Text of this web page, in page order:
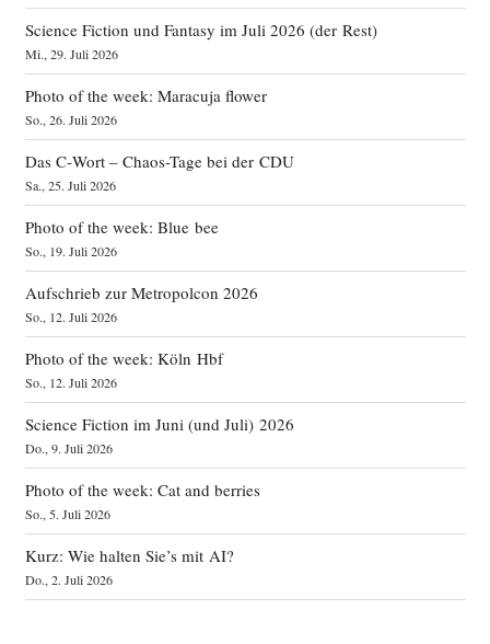
Science Fiction und Fantasy im Juli 2026 (der Rest)
Mi., 29. Juli 2026
Photo of the week: Maracuja flower
So., 26. Juli 2026
Das C‑Wort – Chaos-Tage bei der CDU
Sa., 25. Juli 2026
Photo of the week: Blue bee
So., 19. Juli 2026
Aufschrieb zur Metropolcon 2026
So., 12. Juli 2026
Photo of the week: Köln Hbf
So., 12. Juli 2026
Science Fiction im Juni (und Juli) 2026
Do., 9. Juli 2026
Photo of the week: Cat and berries
So., 5. Juli 2026
Kurz: Wie halten Sie’s mit AI?
Do., 2. Juli 2026